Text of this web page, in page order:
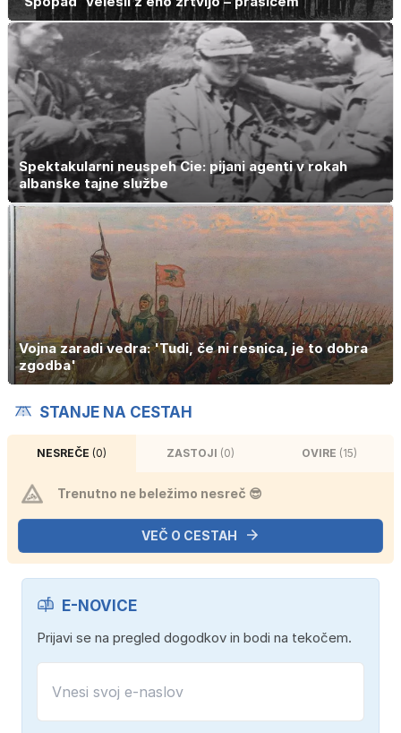
Spektakularni neuspeh Cie: pijani agenti v rokah
albanske tajne službe
Vojna zaradi vedra: 'Tudi, če ni resnica, je to dobra
zgodba'
STANJE NA CESTAH
NESREČE (0) ZASTOJI (0) OVIRE (15)
Trenutno ne beležimo nesreč 😎
VEČ O CESTAH
E-NOVICE
Prijavi se na pregled dogodkov in bodi na tekočem.